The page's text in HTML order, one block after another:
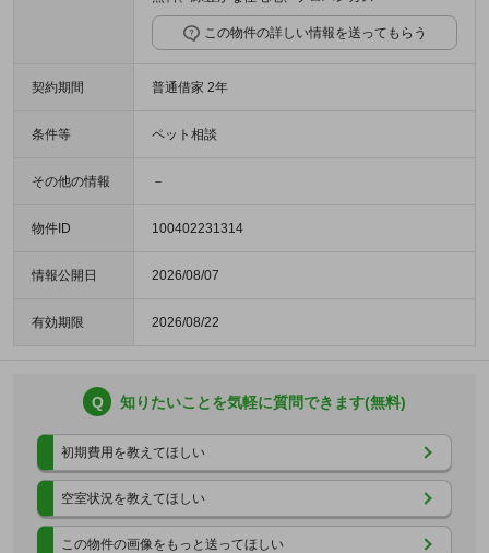
この物件の詳しい情報を送ってもらう
契約期間 普通借家 2年
条件等 ペット相談
その他の情報 －
物件ID 100402231314
情報公開日 2026/08/07
有効期限 2026/08/22
Q 知りたいことを気軽に質問できます(無料)
初期費用を教えてほしい
空室状況を教えてほしい
この物件の画像をもっと送ってほしい